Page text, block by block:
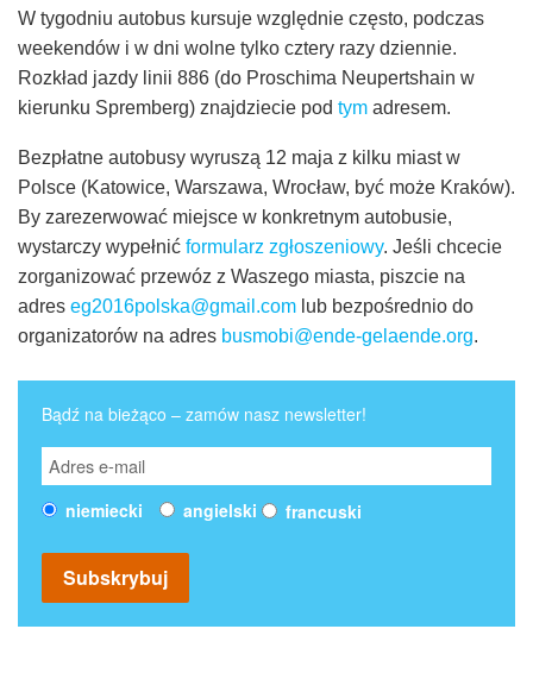
W tygodniu autobus kursuje względnie często, podczas
weekendów i w dni wolne tylko cztery razy dziennie.
Rozkład jazdy linii 886 (do Proschima Neupertshain w
kierunku Spremberg) znajdziecie pod tym adresem.
Bezpłatne autobusy wyruszą 12 maja z kilku miast w
Polsce (Katowice, Warszawa, Wrocław, być może Kraków).
By zarezerwować miejsce w konkretnym autobusie,
wystarczy wypełnić formularz zgłoszeniowy. Jeśli chcecie
zorganizować przewóz z Waszego miasta, piszcie na
adres eg2016polska@gmail.com lub bezpośrednio do
organizatorów na adres busmobi@ende-gelaende.org.
Bądź na bieżąco – zamów nasz newsletter!
niemiecki angielski francuski
Subskrybuj